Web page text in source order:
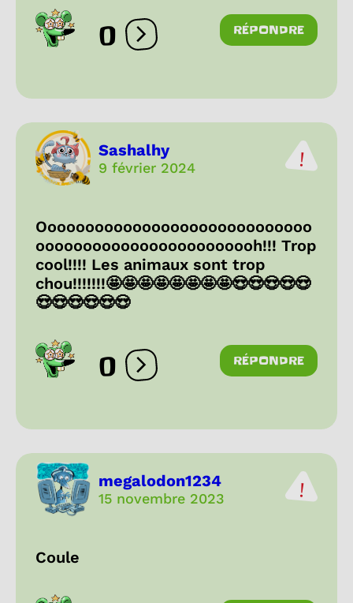
0 Ouvrir les réactions
RÉPONDRE
Sashalhy
9 février 2024
Ooooooooooooooooooooooooooooo
oooooooooooooooooooooooh!!! Trop
cool!!!! Les animaux sont trop
chou!!!!!!!🤩🤩🤩🤩🤩🤩🤩🤩😍😍😍😍😍
😍😍😍😍😍😍
0 Ouvrir les réactions
RÉPONDRE
megalodon1234
15 novembre 2023
Coule